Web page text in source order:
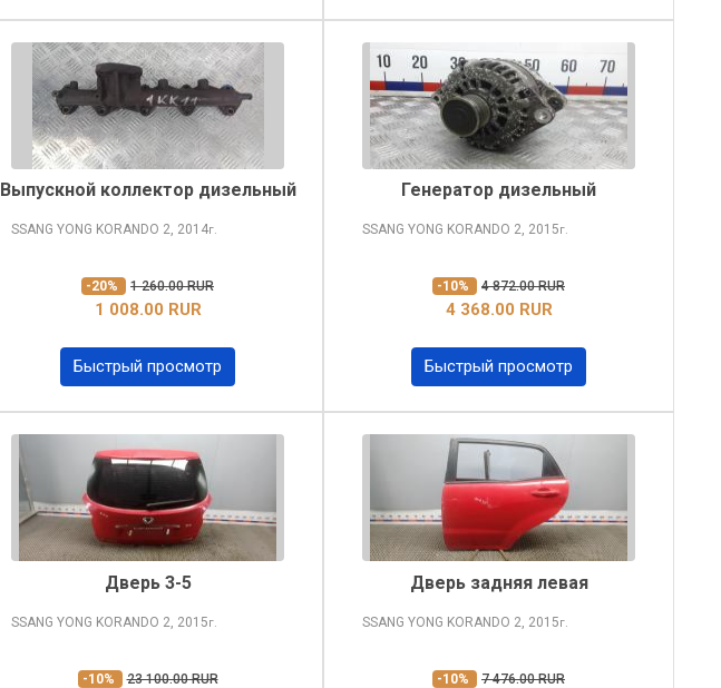
Выпускной коллектор дизельный
SSANG YONG KORANDO 2, 2014г.
-20% 1 260.00 RUR
1 008.00 RUR
Быстрый просмотр
Генератор дизельный
SSANG YONG KORANDO 2, 2015г.
-10% 4 872.00 RUR
4 368.00 RUR
Быстрый просмотр
Дверь 3-5
SSANG YONG KORANDO 2, 2015г.
-10% 23 100.00 RUR
Дверь задняя левая
SSANG YONG KORANDO 2, 2015г.
-10% 7 476.00 RUR